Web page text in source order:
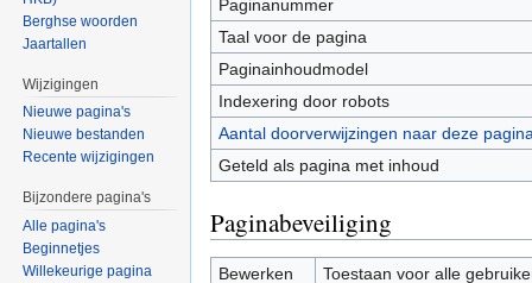
Paginanummer
Taal voor de pagina
Paginainhoudmodel
Indexering door robots
Aantal doorverwijzingen naar deze
Geteld als pagina met inhoud
Paginabeveiliging
Bewerken
Toestaan voor alle
Berghse woorden
Jaartallen
Wijzigingen
Nieuwe pagina's
Nieuwe bestanden
Recente wijzigingen
Bijzondere pagina's
Alle pagina's
Beginnetjes
Willekeurige pagina